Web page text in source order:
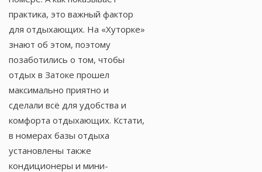
практика, это важный фактор
для отдыхающих. На «Хуторке»
знают об этом, поэтому
позаботились о том, чтобы
отдых в Затоке прошел
максимально приятно и
сделали всё для удобства и
комфорта отдыхающих. Кстати,
в номерах базы отдыха
установлены также
кондиционеры и мини-